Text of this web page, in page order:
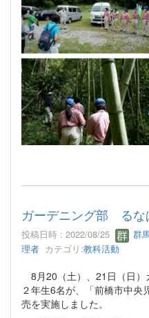
ガーデニング部 るな
投稿日時 : 2022/08/25
群
理者 カテゴリ:教科活動
8月20（土）、21日（日）
２年生6名が、「前橋市中央
売を実施しました。